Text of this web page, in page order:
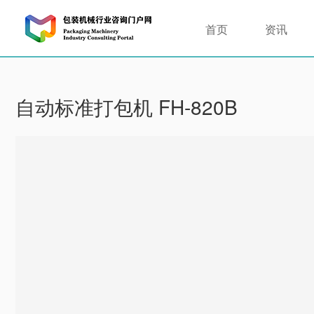
首页 资讯
自动标准打包机 FH-820B